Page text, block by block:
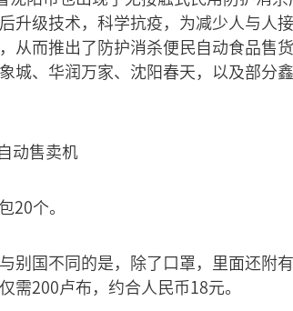
升级技术，科学抗疫，为减少人与人
从而推出了防护消杀便民自动食品售
城、华润万家、沈阳春天，以及部分
20个。
别国不同的是，除了口罩，里面还附
200卢布，约合人民币18元。